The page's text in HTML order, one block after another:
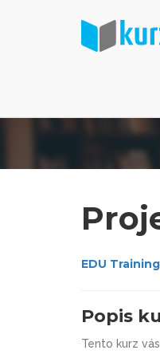
EDU
Popis
Tento kurz